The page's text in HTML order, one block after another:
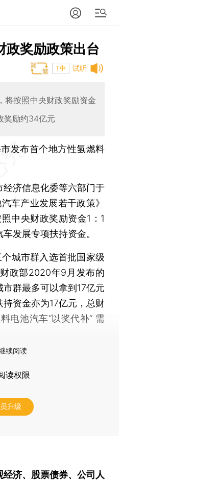
政奖励政策出台
试听
T中
将按照中央财政奖励资金
奖励约34亿元
市发布首个地方性氢燃料
济信息化委等六部门于
车产业发展若干政策》
中央财政奖励资金1：1
发展专项扶持资金。
城市群入选首批国家级
政部2020年9月发布的
群最多可以拿到17亿元
资金亦为17亿元，总财
电池汽车“以奖代补” 需
续阅读
读权限
升级
经济、股票债券、公司人